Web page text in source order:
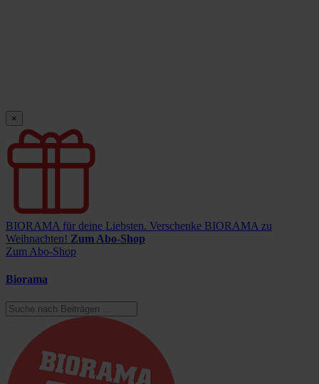
×
BIORAMA für deine Liebsten. Verschenke BIORAMA zu
Weihnachten! Zum Abo-Shop
Zum Abo-Shop
Biorama